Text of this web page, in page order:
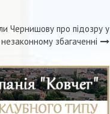
Чернишову про підозру у
незаконному збагаченні